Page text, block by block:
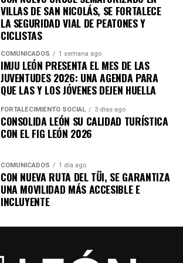
VILLAS DE SAN NICOLÁS, SE FORTALECE
LA SEGURIDAD VIAL DE PEATONES Y
CICLISTAS
COMUNICADOS 1 semana ago
IMJU LEÓN PRESENTA EL MES DE LAS
JUVENTUDES 2026: UNA AGENDA PARA
QUE LAS Y LOS JÓVENES DEJEN HUELLA
FORTALECIMIENTO SOCIAL 3 días ago
CONSOLIDA LEÓN SU CALIDAD TURÍSTICA
CON EL FIG LEÓN 2026
COMUNICADOS 1 día ago
CON NUEVA RUTA DEL TÜI, SE GARANTIZA
UNA MOVILIDAD MÁS ACCESIBLE E
INCLUYENTE